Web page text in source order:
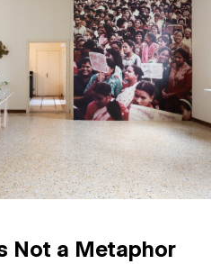
Not a Metaphor